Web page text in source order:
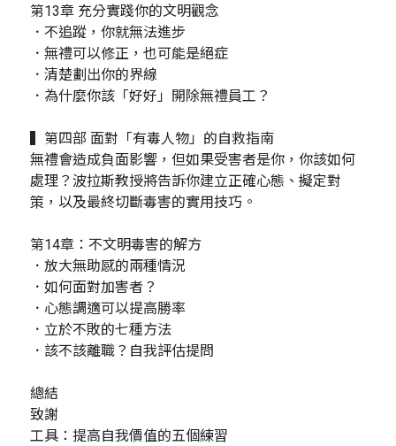
第13章 充分實踐你的文明觀念
．不追蹤，你就無法進步
．無禮可以修正，也可能是絕症
．清楚劃出你的界線
．為什麼你該「好好」開除無禮員工？
▍第四部 面對「有毒人物」的自救指南
無禮會造成負面影響，但如果受害者是你，你該如何
處理？波拉斯教授將告訴你建立正確心態、擬定對
策，以及最終切斷毒害的實用技巧。
第14章：不文明毒害的解方
．放大無助感的兩種情況
．如何面對加害者？
．心態調適可以提高勝率
．立於不敗的七種方法
．該不該離職？自我評估提問
總結
致謝
工具：提高自我價值的五個練習